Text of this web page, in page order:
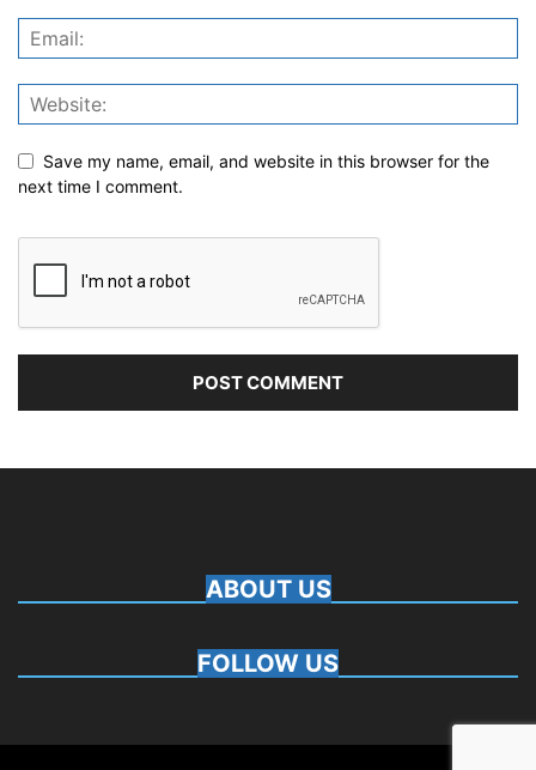
Save my name, email, and website in this browser for the
next time I comment.
ABOUT US
FOLLOW US